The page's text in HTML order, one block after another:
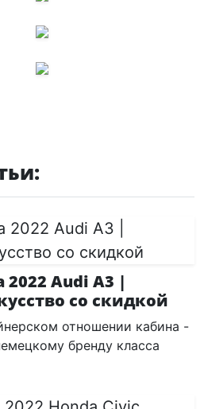
2022 Audi A3 |
со скидкой
отношении кабина -
бренду класса